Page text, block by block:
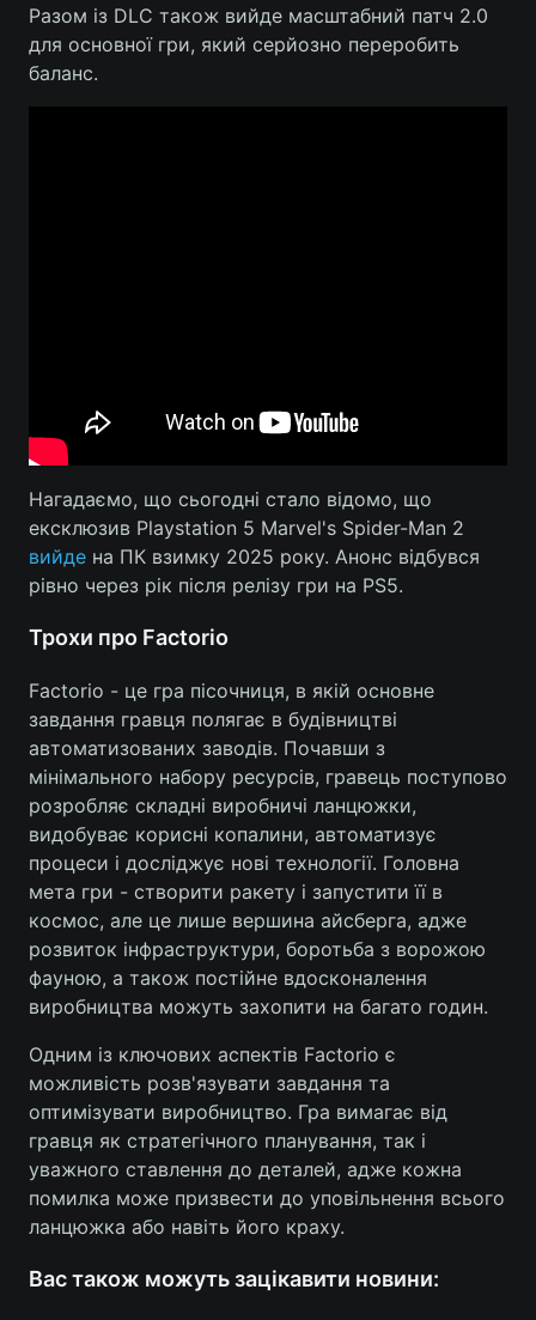
Разом із DLC також вийде масштабний патч 2.0
для основної гри, який серйозно переробить
баланс.
Нагадаємо, що сьогодні стало відомо, що
ексклюзив Playstation 5 Marvel's Spider-Man 2
вийде на ПК взимку 2025 року. Анонс відбувся
рівно через рік після релізу гри на PS5.
Трохи про Factorio
Factorio - це гра пісочниця, в якій основне
завдання гравця полягає в будівництві
автоматизованих заводів. Почавши з
мінімального набору ресурсів, гравець поступово
розробляє складні виробничі ланцюжки,
видобуває корисні копалини, автоматизує
процеси і досліджує нові технології. Головна
мета гри - створити ракету і запустити її в
космос, але це лише вершина айсберга, адже
розвиток інфраструктури, боротьба з ворожою
фауною, а також постійне вдосконалення
виробництва можуть захопити на багато годин.
Одним із ключових аспектів Factorio є
можливість розв'язувати завдання та
оптимізувати виробництво. Гра вимагає від
гравця як стратегічного планування, так і
уважного ставлення до деталей, адже кожна
помилка може призвести до уповільнення всього
ланцюжка або навіть його краху.
Вас також можуть зацікавити новини: